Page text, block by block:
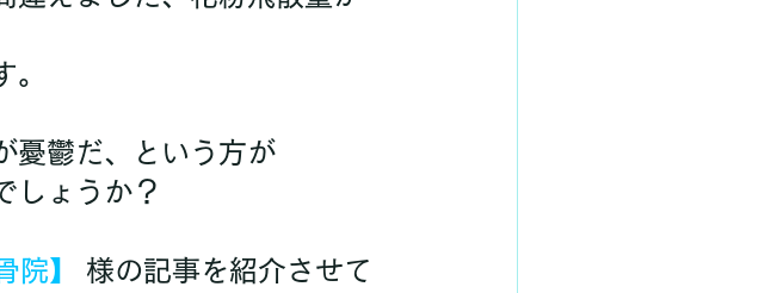
。
憂鬱だ、という方が
しょうか？
院】
様の記事を紹介させて